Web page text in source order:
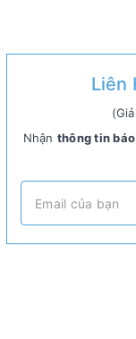
Liên
Nhận thông tin